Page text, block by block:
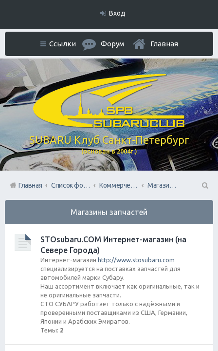
Вход
SUBARU Клуб Санкт-Петербург
(основан в 2004г.)
Ссылки Форум Главная
Главная Список форумов Коммерческий Отдел. Официальное расположение платной РЕКЛАМЫ.
Магазины запчастей
П
Магазины запчастей
STOsubaru.COM Интернет-магазин (на
Севере Города)
Интернет-магазин http://www.stosubaru.com
специализируется на поставках запчастей для
автомобилей марки Субару.
Наш ассортимент включает как оригинальные, так и
не оригинальные запчасти.
СТО СУБАРУ работает только с надёжными и
проверенными поставщиками из США, Германии,
Японии и Арабских Эмиратов.
Темы: 2